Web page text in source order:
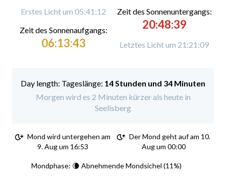
Erstes Licht um 05:41:12
Zeit des Sonnenaufgangs:
06:13:43
Zeit des Sonnenuntergangs:
20:48:39
Letztes Licht um 21:21:09
Tageslänge: 14 Stunden und 34 Minuten
Morgen wird es 2 Minuten kürzer als heute in
Seelisberg
Mond wird untergehen am
9. Aug um 16:53
Der Mond geht auf am 10.
Aug um 00:00
Mondphase: 🌘 Abnehmende Mondsichel (11%)